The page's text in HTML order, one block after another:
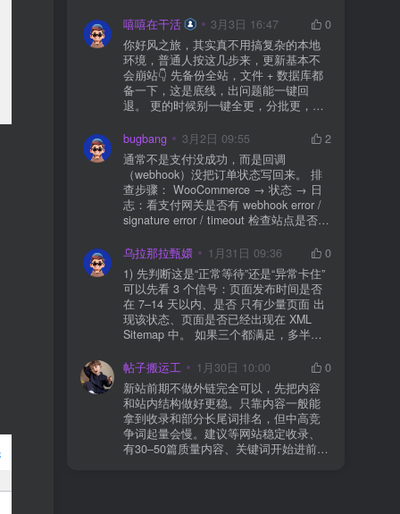
嘻嘻在干活
3月3日 16:47
0
你好风之旅，其实真不用搞复杂的本地
环境，普通人按这几步来，更新基本不
会崩站👇 先备份全站，文件 + 数据库都
备一下，这是底线，出问题能一键回
退。 更的时候别一键全更，分批更，先
立刻清缓存，去前台检查首页、文章
页、按钮、表单这些关键位置。 最好再
装个支持版本回滚的插件，万一崩了，
一秒切回旧版。 总结来说：先备份、分
批更、更完查、留退路，稳得很✅😎希望
能帮到你
bugbang 3月2日 09:55
2
通常不是支付没成功，而是回调
（webhook）没把订单状态写回来。 排
查步骤： WooCommerce → 状态 → 日
志：看支付网关是否有 webhook error /
signature error / timeout 检查站点是否被
全插件） 检查是否启用了“缓存结账页/接
口路径”（结账页和回调接口不应缓存）
看服务器错误日志是否有 500/致命错误
导致回调执行中断 解决方案： 放行 wp-
json、wc-api、支付网关回调 URL（按网
关文档配置） 关闭结账页的缓存与 JS
合并压缩测试一次 若使用 Cloudflare：
则
乌拉那拉甄嬛 1月31日 09:36
0
1) 先判断这是“正常等待”还是“异常卡住”
可以先看 3 个信号：页面发布时间是否
在 7–14 天以内、是否 只有少量页面 出
现该状态、页面是否已经出现在 XML
Sitemap 中。 如果三个都满足，多半属
手。 2) 什么情况下“等”是没用的？ 以下
情况基本不会靠时间自动解决：页面几
乎没有内链（孤立页）、内容与站内已
有页面高度相似、canonical 指向了别的
URL、同一主题短时间发布太多相似文
章。 这种情况下，Google 已经抓取，但
判断“当前不值得进入索引”。 3) 最有效
帖子搬运工 1月30日 10:00
0
新站前期不做外链完全可以，先把内容
和站内结构做好更稳。只靠内容一般能
拿到收录和部分长尾词排名，但中高竞
争词起量会慢。建议等网站稳定收录、
有30–50篇质量内容、关键词开始进前